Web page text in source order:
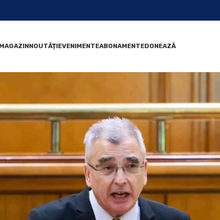
MAGAZINNOUTĂȚIEVENIMENTEABONAMENTEDONEAZĂ